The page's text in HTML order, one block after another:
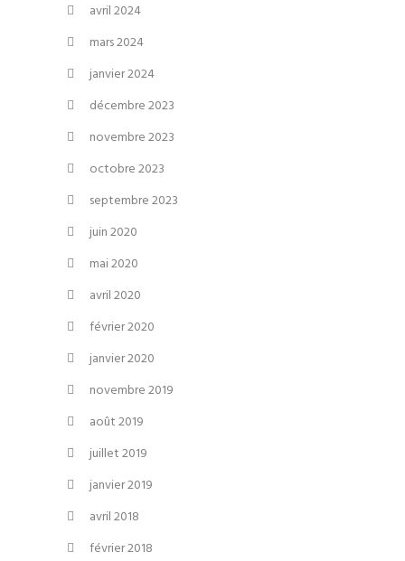
avril 2024
mars 2024
janvier 2024
décembre 2023
novembre 2023
octobre 2023
septembre 2023
juin 2020
mai 2020
avril 2020
février 2020
janvier 2020
novembre 2019
août 2019
juillet 2019
janvier 2019
avril 2018
février 2018